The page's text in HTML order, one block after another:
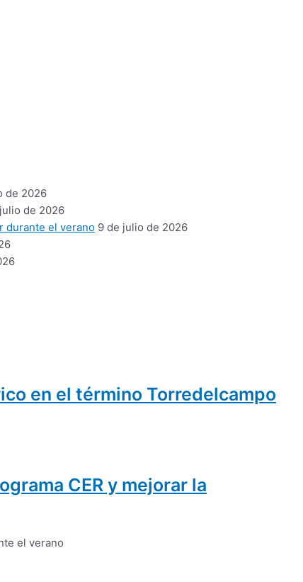
de 2026
de 2026
durante el verano 9 de julio de 2026
en el término Torredelcampo
CER y mejorar la